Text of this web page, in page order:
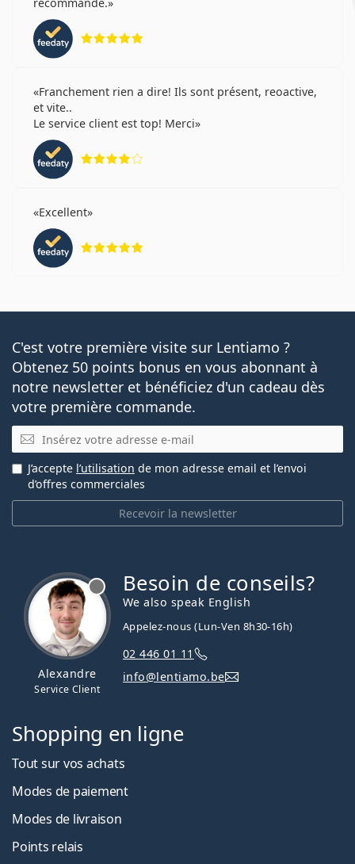
Franchement rien a dire! Ils sont présent, reoactive,
et vite..
Le service client est top! Merci
Excellent
C'est votre première visite sur Lentiamo ?
Obtenez 50 points bonus en vous abonnant à
notre newsletter et bénéficiez d'un cadeau dès
votre première commande.
E-mail
Recevoir la newsletter
J’accepte l’utilisation de mon adresse email et l’envoi
d’offres commerciales
Alexandre
Service Client
Besoin de conseils?
We also speak English
Appelez-nous (Lun-Ven 8h30-16h)
02 446 01 11
info@lentiamo.be
Shopping en ligne
Tout sur vos achats
Modes de paiement
Modes de livraison
Points relais